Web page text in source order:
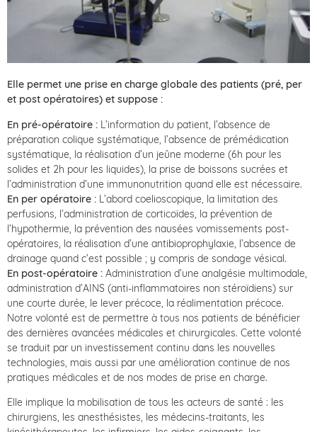
Elle permet une prise en charge globale des patients (pré, per
et post opératoires) et suppose :
En pré-opératoire : L’information du patient, l’absence de
préparation colique systématique, l’absence de prémédication
systématique, la réalisation d’un jeûne moderne (6h pour les
solides et 2h pour les liquides), la prise de boissons sucrées et
l’administration d’une immunonutrition quand elle est nécessaire.
En per opératoire : L’abord coelioscopique, la limitation des
perfusions, l’administration de corticoïdes, la prévention de
l’hypothermie, la prévention des nausées vomissements post-
opératoires, la réalisation d’une antibioprophylaxie, l’absence de
drainage quand c’est possible ; y compris de sondage vésical.
En post-opératoire : Administration d’une analgésie multimodale,
administration d’AINS (anti-inflammatoires non stéroïdiens) sur
une courte durée, le lever précoce, la réalimentation précoce.
Notre volonté est de permettre à tous nos patients de bénéficier
des dernières avancées médicales et chirurgicales. Cette volonté
se traduit par un investissement continu dans les nouvelles
technologies, mais aussi par une amélioration continue de nos
pratiques médicales et de nos modes de prise en charge.
Elle implique la mobilisation de tous les acteurs de santé : les
chirurgiens, les anesthésistes, les médecins-traitants, les